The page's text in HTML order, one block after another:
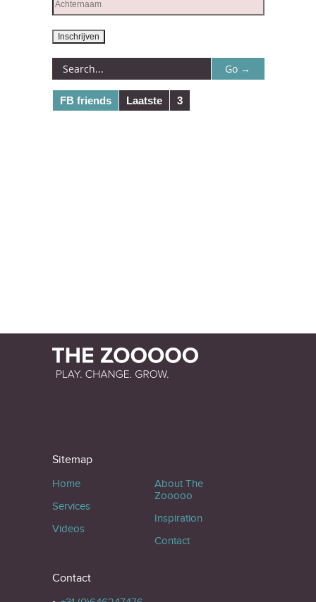
FB friends Laatste 3
Sitemap
Home
Services
Videos
About The
Zooooo
Inspiration
Contact
Contact